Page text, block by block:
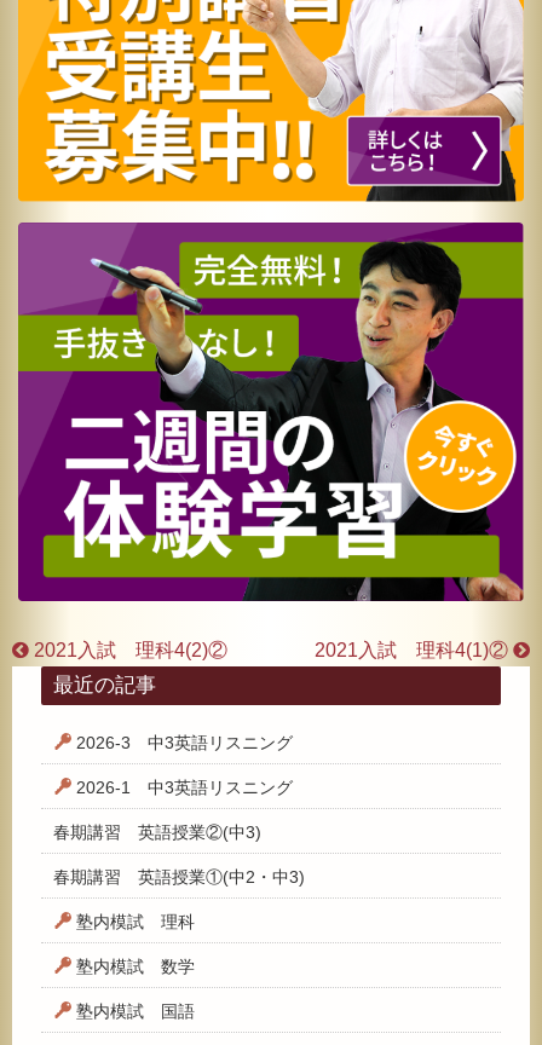
2021入試 理科4(2)② 2021入試 理科4(1)②
最近の記事
2026-3 中3英語リスニング
2026-1 中3英語リスニング
春期講習 英語授業②(中3)
春期講習 英語授業①(中2・中3)
塾内模試 理科
塾内模試 数学
塾内模試 国語